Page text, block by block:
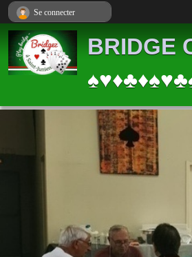
BRIDGE
Se connecter
Panneau de gestion des cookies